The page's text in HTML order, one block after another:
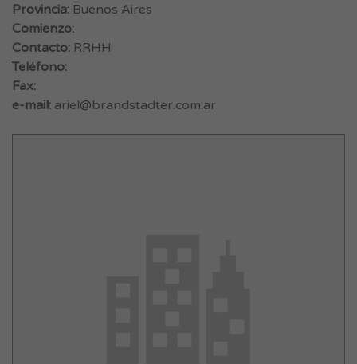
Provincia: Buenos Aires
Comienzo:
Contacto: RRHH
Teléfono:
Fax:
e-mail: ariel@brandstadter.com.ar